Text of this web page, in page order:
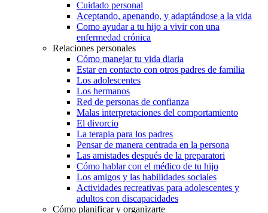
Cuidado personal
Aceptando, apenando, y adaptándose a la vida
Como ayudar a tu hijo a vivir con una
enfermedad crónica
Relaciones personales
Cómo manejar tu vida diaria
Estar en contacto con otros padres de familia
Los adolescentes
Los hermanos
Red de personas de confianza
Malas interpretaciones del comportamiento
El divorcio
La terapia para los padres
Pensar de manera centrada en la persona
Las amistades después de la preparatori
Cómo hablar con el médico de tu hijo
Los amigos y las habilidades sociales
Actividades recreativas para adolescentes y
adultos con discapacidades
Cómo planificar y organizarte